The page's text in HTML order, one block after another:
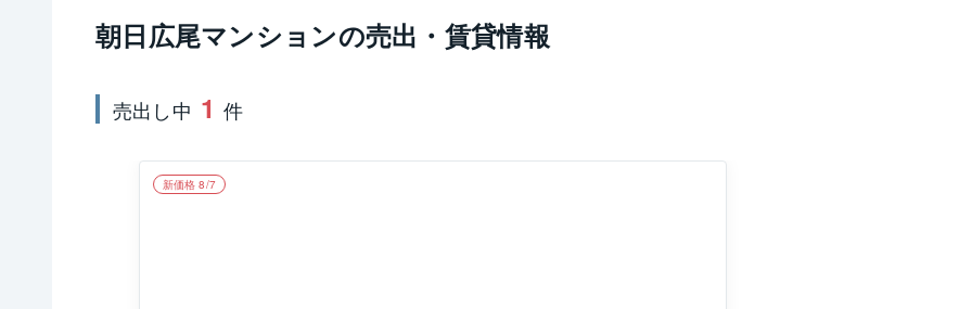
朝日広尾マンションの売出・賃貸情報
売出し中 1 件
新価格 8/7